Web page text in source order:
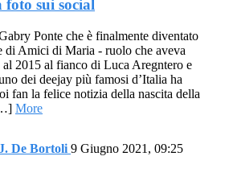
foto sui social
Ponte che è finalmente diventato
di Amici di Maria - ruolo che aveva
2015 al fianco di Luca Aregntero e
dei deejay più famosi d’Italia ha
fan la felice notizia della nascita della
More
De Bortoli 9 Giugno 2021, 09:25